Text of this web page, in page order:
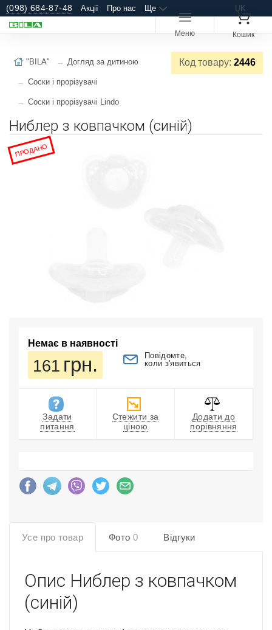
(098) 684-87-48 Акції Про нас Ще UK
Меню Кошик
Код товару: 2446
"BILA" Догляд за дитиною
Соски і прорізувачі
Соски і прорізувачі Lindo
Ниблер з ковпачком (синій)
ПРОДАНО
Немає в наявності
161 грн.
Повідомте,
коли з'явиться
Задати
питання
Стежити за
ціною
Додати до
порівняння
Усе про товар Фото 0 Відгуки
Опис Ниблер з ковпачком
(синій)